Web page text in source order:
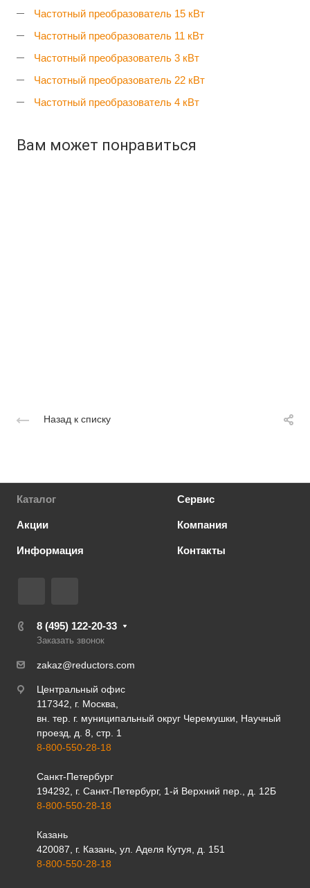
Частотный преобразователь 15 кВт
Частотный преобразователь 11 кВт
Частотный преобразователь 3 кВт
Частотный преобразователь 22 кВт
Частотный преобразователь 4 кВт
Вам может понравиться
Назад к списку
Каталог Сервис
Акции Компания
Информация Контакты
8 (495) 122-20-33
Заказать звонок
zakaz@reductors.com
Центральный офис
117342, г. Москва,
вн. тер. г. муниципальный округ Черемушки, Научный
проезд, д. 8, стр. 1
8-800-550-28-18
Санкт-Петербург
194292, г. Санкт-Петербург, 1-й Верхний пер., д. 12Б
8-800-550-28-18
Казань
420087, г. Казань, ул. Аделя Кутуя, д. 151
8-800-550-28-18